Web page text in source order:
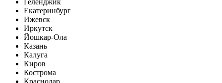
Геленджик
Екатеринбург
Ижевск
Иркутск
Йошкар-Ола
Казань
Калуга
Киров
Кострома
Краснодар